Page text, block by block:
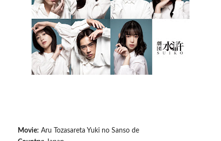
Movie: Aru Tozasareta Yuki no Sanso de